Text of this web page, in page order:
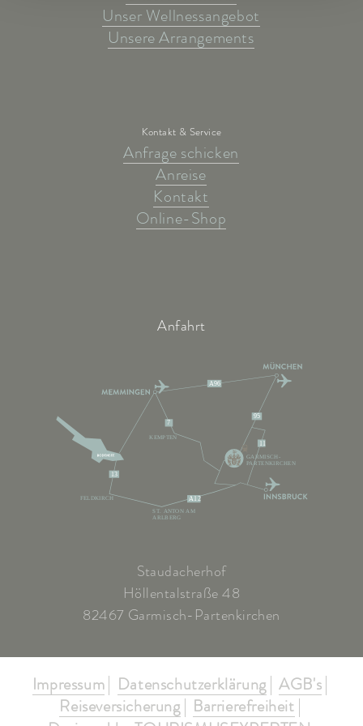
Unser Wellnessangebot
Unsere Arrangements
Kontakt & Service
Anfrage schicken
Anreise
Kontakt
Online-Shop
Anfahrt
A96
95
11
7
A12
13
KEMPTEN
ST. ANTON AM
ARLBERG
FELDKIRCH
GARMISCH-
PARTENKIRCHEN
Staudacherhof
Höllentalstraße 48
82467 Garmisch-Partenkirchen
Impressum Datenschutzerklärung
AGB's
Reiseversicherung
Barrierefreiheit